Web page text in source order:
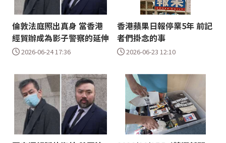
倫敦法庭照出真身 當香港
經貿辦成為影子警察的延伸
2026-06-24 17:36
香港蘋果日報停業5年 前記
者們掛念的事
2026-06-23 12:10